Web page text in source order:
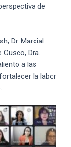
de
Dr. Marcial
Cusco, Dra.
a las
fortalecer la labor